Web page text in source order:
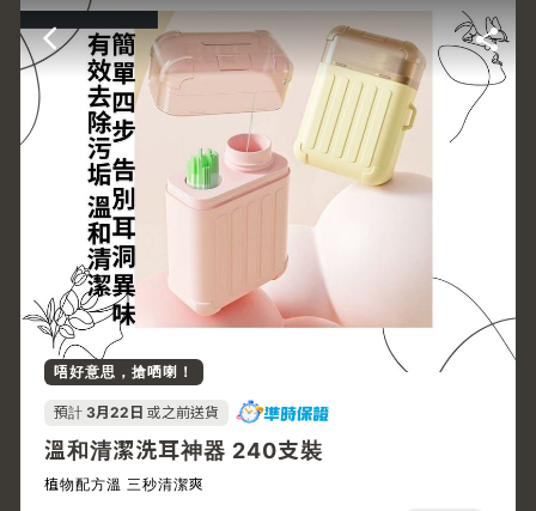
唔好意思，搶哂喇！
預計 3月22日 或之前送貨
溫和清潔洗耳神器 240支裝
植物配方溫 三秒清潔爽